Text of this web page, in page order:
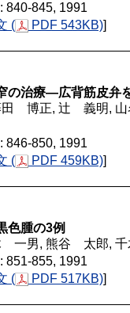
840-845, 1991
( PDF 543KB)]
の治療―広背筋皮弁
田 博正, 辻 義明,
846-850, 1991
( PDF 459KB)]
色腫の3例
一男, 熊谷 太郎,
851-855, 1991
( PDF 517KB)]